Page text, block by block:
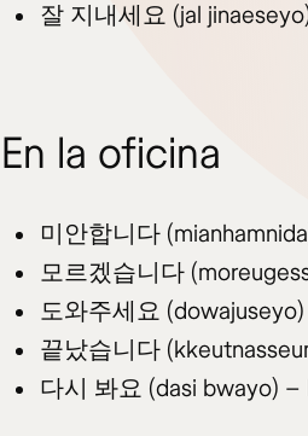
잘 지내세요 (jal
En la oficina
미안합니다
모르겠습니다
도와주세요
끝났습니다
다시 봐요 (dasi bwayo) –